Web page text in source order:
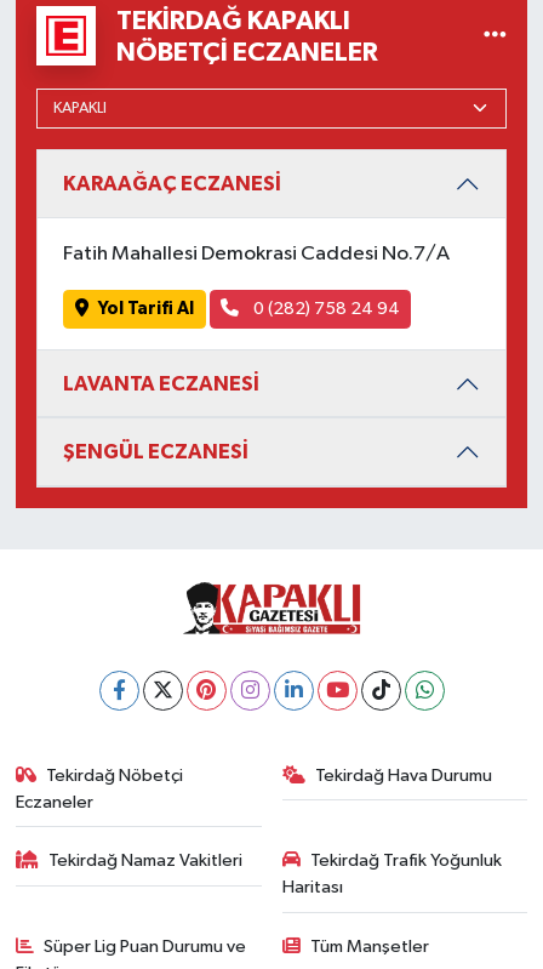
TEKIRDAĞ KAPAKLI
NÖBETÇI ECZANELER
KARAAĞAÇ ECZANESİ
Fatih Mahallesi Demokrasi Caddesi No.7/A
Yol Tarifi Al 0 (282) 758 24 94
LAVANTA ECZANESİ
ŞENGÜL ECZANESİ
Tekirdağ Nöbetçi
Eczaneler
Tekirdağ Hava Durumu
Tekirdağ Namaz Vakitleri
Tekirdağ Trafik Yoğunluk
Haritası
Süper Lig Puan Durumu ve
Tüm Manşetler